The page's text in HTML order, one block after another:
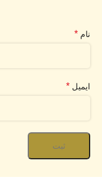
نام *
ایمیل *